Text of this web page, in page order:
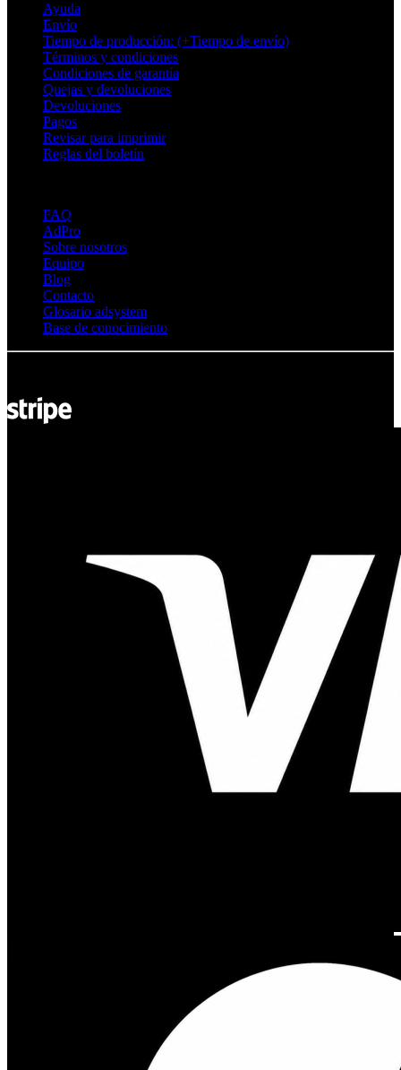
Ayuda
Envío
Tiempo de producción: (+Tiempo de envío)
Términos y condiciones
Condiciones de garantía
Quejas y devoluciones
Devoluciones
Pagos
Revisar para imprimir
Reglas del boletín
FAQ
AdPro
Sobre nosotros
Equipo
Blog
Contacto
Glosario adsystem
Base de conocimiento